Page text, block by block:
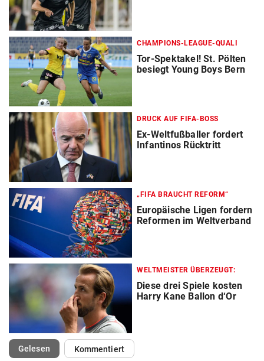
CHAMPIONS-LEAGUE-QUALI
Tor-Spektakel! St. Pölten
besiegt Young Boys Bern
DRUCK AUF FIFA-BOSS
Ex-Weltfußballer fordert
Infantinos Rücktritt
„FIFA BRAUCHT REFORM“
Europäische Ligen fordern
Reformen im Weltverband
WELTMEISTER ÜBERZEUGT:
Diese drei Spiele kosten
Harry Kane Ballon d‘Or
Gelesen(ausgewählt)Kommentiert